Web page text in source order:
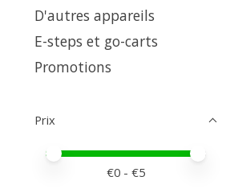
D'autres appareils
E-steps et go-carts
Promotions
Prix
Prix minimum
Price maximum value
€0 - €5